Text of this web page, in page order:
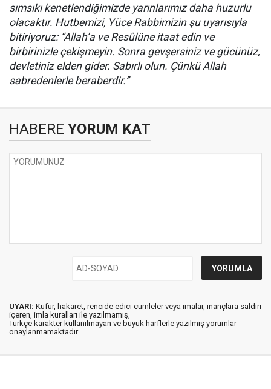
sımsıkı kenetlendiğimizde yarınlarımız daha huzurlu
olacaktır. Hutbemizi, Yüce Rabbimizin şu uyarısıyla
bitiriyoruz: “Allah’a ve Resûlüne itaat edin ve
birbirinizle çekişmeyin. Sonra gevşersiniz ve gücünüz,
devletiniz elden gider. Sabırlı olun. Çünkü Allah
sabredenlerle beraberdir.”
HABERE YORUM KAT
UYARI: Küfür, hakaret, rencide edici cümleler veya imalar, inançlara saldırı
içeren, imla kuralları ile yazılmamış,
Türkçe karakter kullanılmayan ve büyük harflerle yazılmış yorumlar
onaylanmamaktadır.